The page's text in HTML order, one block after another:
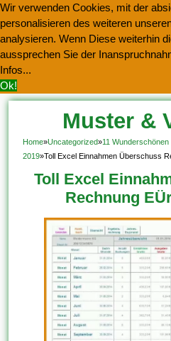
Wir verwenden Cookies, mit der
personalisieren des weiteren
analysieren. Wenn Diese weiterhin
aussprechen Sie der
Infos...
Ok!
Muster &
Kostenlos
Home»Uncategorized»11
2019»Toll Excel Einnahmen Überschuss
Toll Excel
Rechnung